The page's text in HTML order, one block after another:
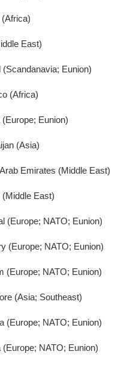
East)
(Scandanavia; Eunion)
(Africa)
Eunion)
(Asia)
Emirates (Middle East)
(Middle East)
(Europe; NATO; Eunion)
(Europe; NATO; Eunion)
(Europe; NATO; Eunion)
(Asia; Southeast)
(Europe; NATO; Eunion)
(Europe; NATO; Eunion)